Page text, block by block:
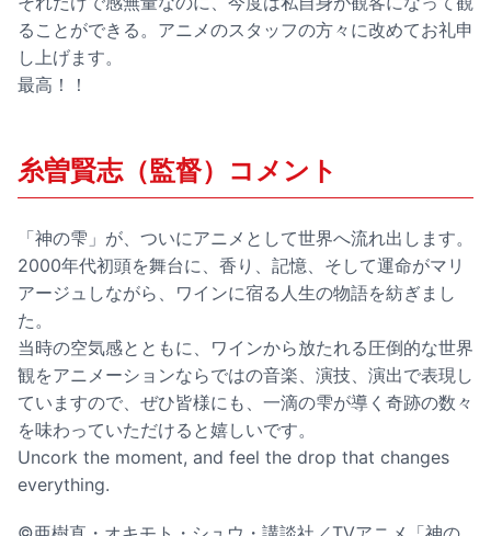
ることができる。アニメのスタッフの方々に改めてお礼申
し上げます。
最高！！
糸曽賢志（監督）コメント
「神の雫」が、ついにアニメとして世界へ流れ出します。
2000年代初頭を舞台に、香り、記憶、そして運命がマリ
アージュしながら、ワインに宿る人生の物語を紡ぎまし
た。
当時の空気感とともに、ワインから放たれる圧倒的な世界
観をアニメーションならではの音楽、演技、演出で表現し
ていますので、ぜひ皆様にも、一滴の雫が導く奇跡の数々
を味わっていただけると嬉しいです。
Uncork the moment, and feel the drop that changes
everything.